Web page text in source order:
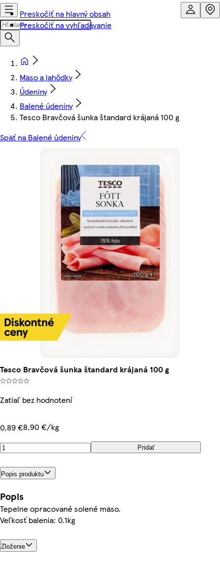
Preskočiť na hlavný obsah
Preskočiť na vyhľadávanie
Mäso a lahôdky
Údeniny
Balené údeniny
Tesco Bravčová šunka štandard krájaná 100 g
Späť na Balené údeniny
Tesco Bravčová šunka štandard krájaná 100 g
Zatiaľ bez hodnotení
0,89 €8,90 €/kg
Pridať
Popis produktu
Popis
Tepelne opracované solené mäso.
Veľkosť balenia: 0.1kg
Zloženie